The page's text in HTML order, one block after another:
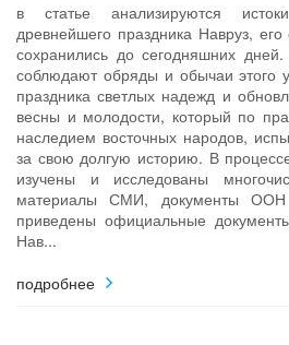
в статье анализируются
древнейшего праздника Навруз,
сохранились до сегодняшних
соблюдают обряды и обычаи этого
праздника светлых надежд и
весны и молодости, который по
наследием восточных народов,
за свою долгую историю. В
изучены и исследованы
материалы СМИ, документы
приведены официальные
Нав...
подробнее